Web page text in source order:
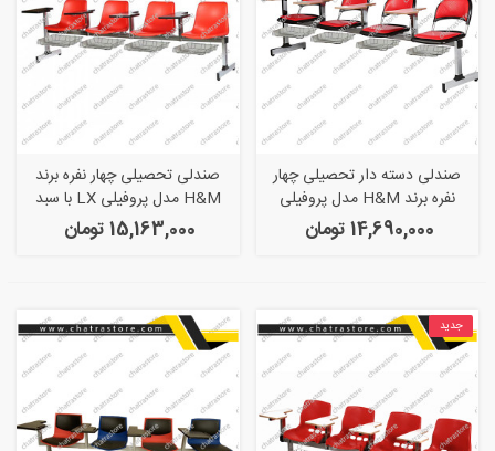
صندلی دسته دار تحصیلی چهار
نفره برند H&M مدل پروفیلی
صدفی دو تکه با سبد
14,690,000 تومان
صندلی تحصیلی چهار نفره برند
H&M مدل پروفیلی LX با سبد
15,163,000 تومان
جدید